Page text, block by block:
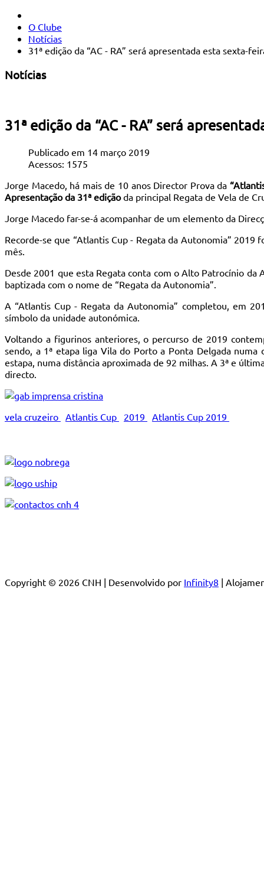
O Clube
Notícias
31ª edição da “AC - RA” será apresentada esta sexta-
Notícias
31ª edição da “AC - RA” será
Publicado em 14 março 2019
Acessos: 1575
Jorge Macedo, há mais de 10 anos Director Prova da
Apresentação da 31ª ediçãoda principal Regata de Vela de
Jorge Macedo far-se-á acompanhar de um elemento da
Recorde-se que “Atlantis Cup - Regata da Autonomia”
mês.
Desde 2001 que esta Regata conta com o Alto Patrocínio
baptizada com o nome de “Regata da Autonomia”.
A “Atlantis Cup - Regata da Autonomia” completou, em
símbolo da unidade autonómica.
Voltando a figurinos anteriores, o percurso de 2019
sendo, a 1ª etapa liga Vila do Porto a Ponta Delgada
estapa, numa distância aproximada de 92 milhas. A 3ª e
directo.
vela cruzeiro Atlantis Cup 2019 Atlantis Cup 2019
Copyright © 2026 CNH | Desenvolvido por Infinity8 |